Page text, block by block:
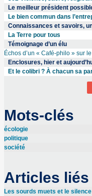
Le meilleur président
Le bien commun dans
Connaissances et savoirs,
La Terre pour tous
Témoignage d’un élu
Échos d’un « Café-philo » sur
Enclosures, hier et
Et le colibri ? À chacun sa
Mots-clés
écologie
politique
société
Articles liés
Les sourds muets et le silence